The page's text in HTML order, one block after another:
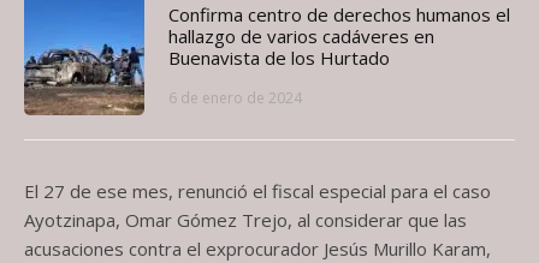
Confirma centro de derechos humanos el
hallazgo de varios cadáveres en
Buenavista de los Hurtado
6 de enero de 2024
El 27 de ese mes, renunció el fiscal especial para el caso
Ayotzinapa, Omar Gómez Trejo, al considerar que las
acusaciones contra el exprocurador Jesús Murillo Karam,